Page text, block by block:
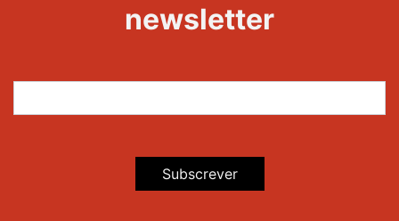
newsletter
Subscrever